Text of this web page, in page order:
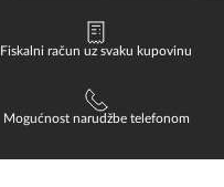
Fiskalni račun uz svaku kupovinu
Mogućnost narudžbe telefonom